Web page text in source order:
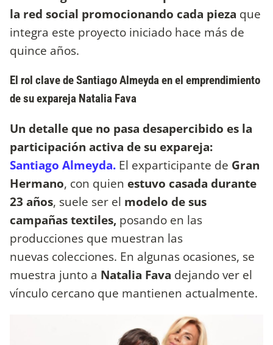
la red social promocionando cada pieza que
integra este proyecto iniciado hace más de
quince años.
El rol clave de Santiago Almeyda en el emprendimiento
de su expareja Natalia Fava
Un detalle que no pasa desapercibido es la
participación activa de su expareja:
Santiago Almeyda. El exparticipante de Gran
Hermano, con quien estuvo casada durante
23 años, suele ser el modelo de sus
campañas textiles, posando en las
producciones que muestran las
nuevas colecciones. En algunas ocasiones, se
muestra junto a Natalia Fava dejando ver el
vínculo cercano que mantienen actualmente.